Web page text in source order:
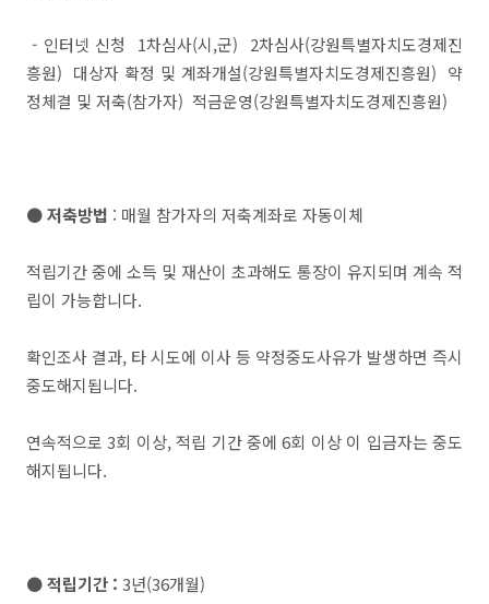
- 인터넷 신청 1차심사(시,군) 2차심사(강원특별자치도경제진
흥원) 대상자 확정 및 계좌개설(강원특별자치도경제진흥원) 약
정체결 및 저축(참가자) 적금운영(강원특별자치도경제진흥원)
● 저축방법 : 매월 참가자의 저축계좌로 자동이체
적립기간 중에 소득 및 재산이 초과해도 통장이 유지되며 계속 적
립이 가능합니다.
확인조사 결과, 타 시도에 이사 등 약정중도사유가 발생하면 즉시
중도해지됩니다.
연속적으로 3회 이상, 적립 기간 중에 6회 이상 이 입금자는 중도
해지됩니다.
● 적립기간 : 3년(36개월)